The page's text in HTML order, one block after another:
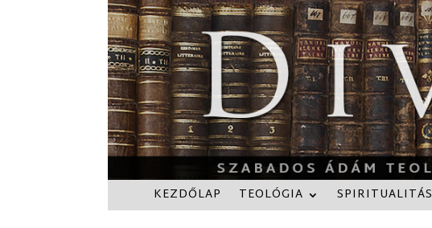
KEZDŐLAP TEOLÓGIA SPIRITUALITÁS